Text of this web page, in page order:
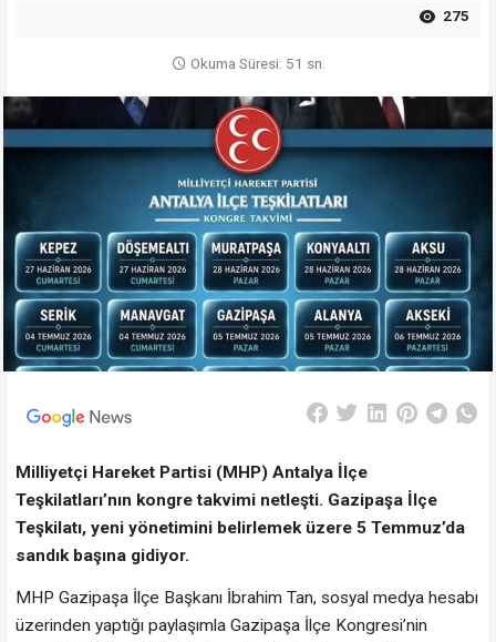
275
Okuma Süresi: 51 sn.
Milliyetçi Hareket Partisi (MHP) Antalya İlçe
Teşkilatları’nın kongre takvimi netleşti. Gazipaşa İlçe
Teşkilatı, yeni yönetimini belirlemek üzere 5 Temmuz’da
sandık başına gidiyor.
MHP Gazipaşa İlçe Başkanı İbrahim Tan, sosyal medya hesabı
üzerinden yaptığı paylaşımla Gazipaşa İlçe Kongresi’nin